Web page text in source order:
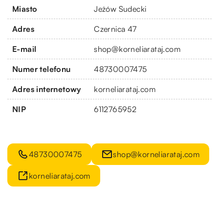
Miasto Jeżów Sudecki
Adres Czernica 47
E-mail shop@korneliarataj.com
Numer telefonu 48730007475
Adres internetowy korneliarataj.com
NIP 6112765952
48730007475 shop@korneliarataj.com
korneliarataj.com